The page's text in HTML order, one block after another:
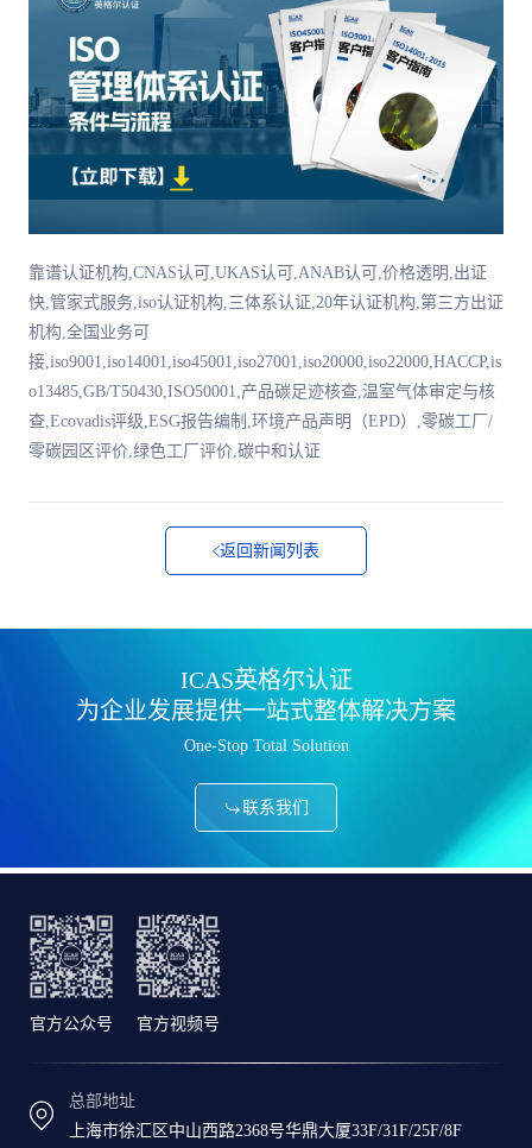
靠谱认证机构,CNAS认可,UKAS认可,ANAB认可,价格透明,出证
快,管家式服务,iso认证机构,三体系认证,20年认证机构,第三方出证
机构,全国业务可
接,iso9001,iso14001,iso45001,iso27001,iso20000,iso22000,HACCP,is
o13485,GB/T50430,ISO50001,产品碳足迹核查,温室气体审定与核
查,Ecovadis评级,ESG报告编制,环境产品声明（EPD）,零碳工厂/
零碳园区评价,绿色工厂评价,碳中和认证
返回新闻列表
ICAS英格尔认证
为企业发展提供一站式整体解决方案
One-Stop Total Solution
联系我们
官方公众号 官方视频号
总部地址
上海市徐汇区中山西路2368号华鼎大厦33F/31F/25F/8F